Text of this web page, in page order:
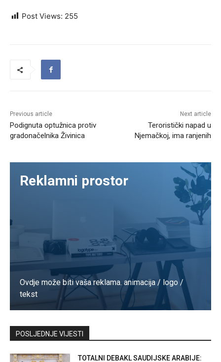
Post Views: 255
Previous article
Podignuta optužnica protiv
gradonačelnika Živinica
Next article
Teroristički napad u
Njemačkoj, ima ranjenih
Reklamni prostor
Ovdje može biti vaša reklama. animacija / logo /
tekst
Kontaktirajte nas
POSLJEDNJE VIJESTI
TOTALNI DEBAKL SAUDIJSKE ARABIJE: